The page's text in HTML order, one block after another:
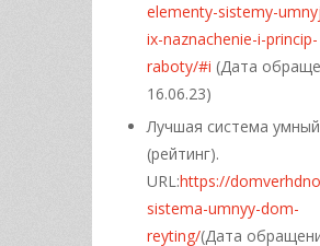
elementy-sistemy-
ix-naznachenie-i-princip-
raboty/#i (Дата
16.06.23)
Лучшая система
(рейтинг).
URL:https://
sistema-umnyy-dom-
reyting/(Дата